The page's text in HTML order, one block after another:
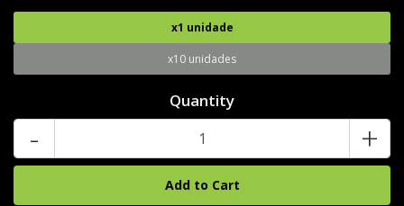
x1 unidade
x10 unidades
Quantity
- +